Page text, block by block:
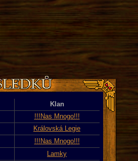
Klan
!!!Nas Mnogo!!!
Královská Legie
!!!Nas Mnogo!!!
Lamky